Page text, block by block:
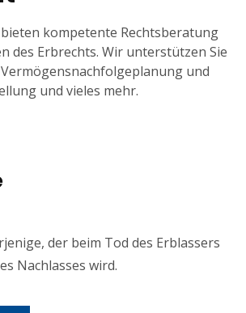
kompetente Rechtsberatung
des Erbrechts. Wir unterstützen Sie
und
und vieles mehr.
der beim Tod des Erblassers
Nachlasses wird.